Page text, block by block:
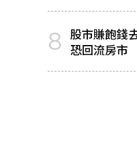
8 股市賺飽錢
恐回流房市